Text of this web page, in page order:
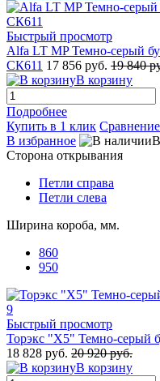
Быстрый просмотр
Alfa LT МP Темно-серый
СК611 17 856 руб. 19 840
В корзину
Подробнее
Купить в 1 клик Сравнение
В избранное
Сторона открывания
Петли справа
Петли слева
Ширина короба, мм.
860
950
Быстрый просмотр
Торэкс "X5" Темно-серый
18 828 руб. 20 920 руб.
В корзину